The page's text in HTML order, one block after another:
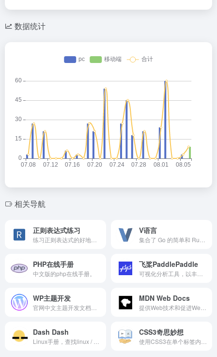
数据统计
相关导航
正则表达式练习 V语言
PHP在线手册
中文版的php在线手册。
飞桨PaddlePaddle
WP主题开发 MDN Web Docs
Dash Dash CSS3奇思妙想